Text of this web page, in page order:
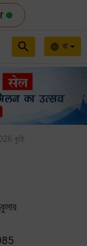
language বা
search
কুষ্ঠি